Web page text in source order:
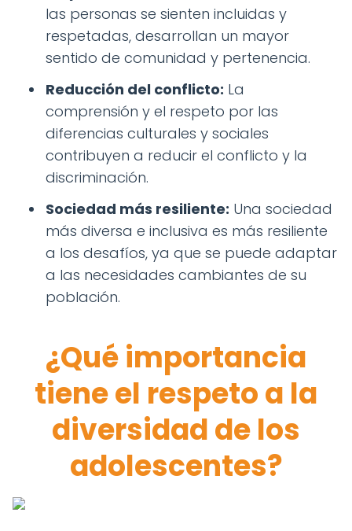
las personas se sienten incluidas y
respetadas, desarrollan un mayor
sentido de comunidad y pertenencia.
Reducción del conflicto: La
comprensión y el respeto por las
diferencias culturales y sociales
contribuyen a reducir el conflicto y la
discriminación.
Sociedad más resiliente: Una sociedad
más diversa e inclusiva es más resiliente
a los desafíos, ya que se puede adaptar
a las necesidades cambiantes de su
población.
¿Qué importancia
tiene el respeto a la
diversidad de los
adolescentes?